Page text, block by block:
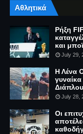
Αθλητικά
Ρήξη
και
July 29,
Η Λένα
July 28,
Οι